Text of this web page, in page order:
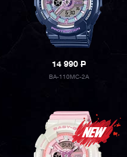
14 990P
BA-110MC-2A